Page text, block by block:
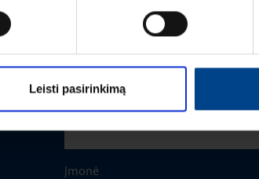
Leisti pasirinkimą
Įmonė